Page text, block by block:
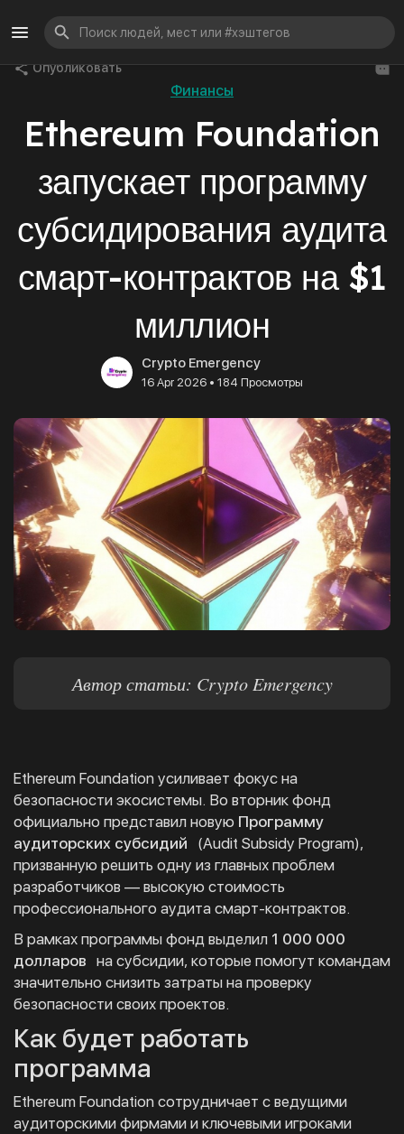
Опубликовать
Финансы
Ethereum Foundation
запускает программу
субсидирования аудита
смарт-контрактов на $1
миллион
Crypto Emergency
16 Apr 2026 • 184 Просмотры
Автор статьи: Crypto Emergency
Ethereum Foundation усиливает фокус на
безопасности экосистемы. Во вторник фонд
официально представил новую Программу
аудиторских субсидий
(Audit Subsidy Program),
призванную решить одну из главных проблем
разработчиков — высокую стоимость
профессионального аудита смарт-контрактов.
В рамках программы фонд выделил 1 000 000
долларов на субсидии, которые помогут командам
значительно снизить затраты на проверку
безопасности своих проектов.
Как будет работать
программа
Ethereum Foundation сотрудничает с ведущими
аудиторскими фирмами и ключевыми игроками